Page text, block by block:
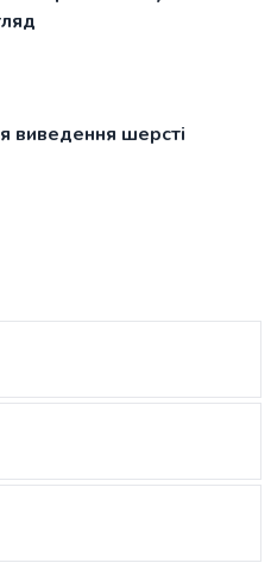
виведення шерсті